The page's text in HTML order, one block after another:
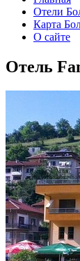
Отели
Карта
О сайте
Отель